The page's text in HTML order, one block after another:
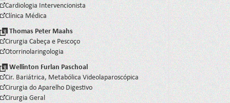
Cardiologia Intervencionista
Clínica Médica
Thomas Peter Maahs
Cirurgia Cabeça e Pescoço
Otorrinolaringologia
Wellinton Furlan Paschoal
Cir. Bariátrica, Metabólica Videolaparoscópica
Cirurgia do Aparelho Digestivo
Cirurgia Geral